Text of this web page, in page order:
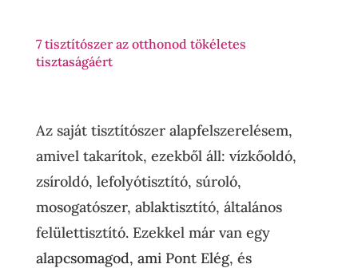
7 tisztítószer az otthonod tökéletes
tisztaságáért
Az saját tisztítószer alapfelszerelésem,
amivel takarítok, ezekből áll: vízkőoldó,
zsíroldó, lefolyótisztító, súroló,
mosogatószer, ablaktisztító, általános
felülettisztító. Ezekkel már van egy
alapcsomagod, ami Pont Elég, és